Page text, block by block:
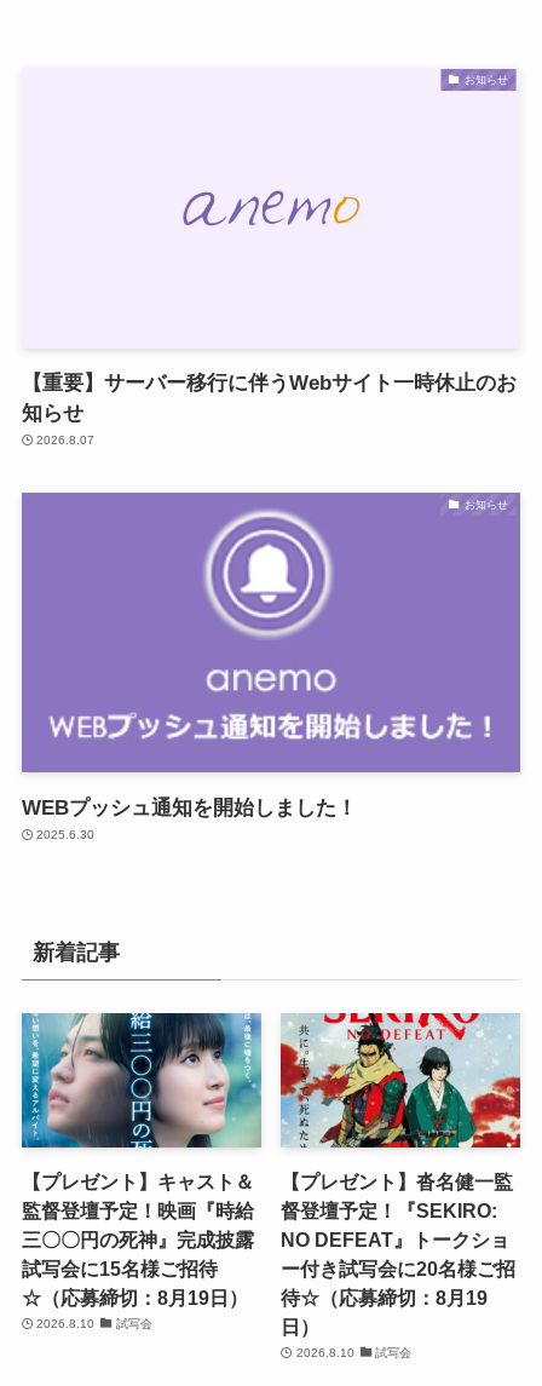
お知らせ
【重要】サーバー移行に伴うWebサイト一時休止のお
知らせ
2026.8.07
お知らせ
WEBプッシュ通知を開始しました！
2025.6.30
新着記事
【プレゼント】キャスト＆
監督登壇予定！映画『時給
三〇〇円の死神』完成披露
試写会に15名様ご招待
☆（応募締切：8月19日）
2026.8.10 試写会
【プレゼント】沓名健一監
督登壇予定！『SEKIRO:
NO DEFEAT』トークショ
ー付き試写会に20名様ご招
待☆（応募締切：8月19
日）
2026.8.10 試写会